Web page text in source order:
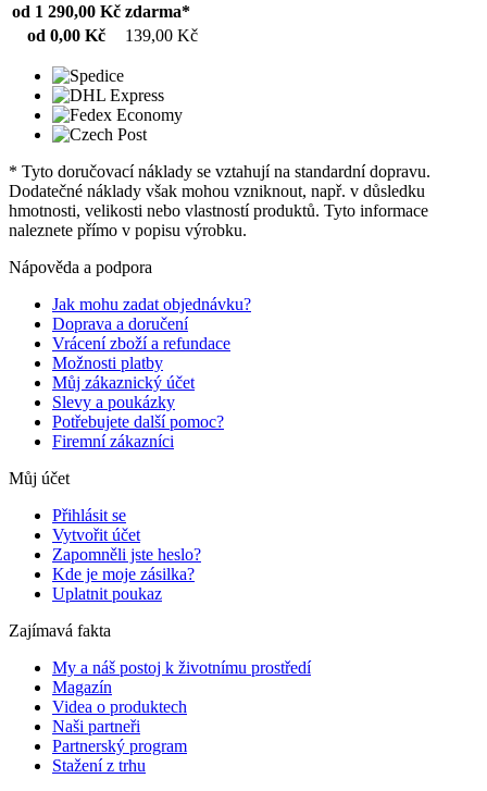
od 1 290,00 Kč zdarma*
od 0,00 Kč
139,00 Kč
* Tyto doručovací náklady se vztahují na standardní dopravu.
Dodatečné náklady však mohou vzniknout, např. v důsledku
hmotnosti, velikosti nebo vlastností produktů. Tyto informace
naleznete přímo v popisu výrobku.
Nápověda a podpora
Jak mohu zadat objednávku?
Doprava a doručení
Vrácení zboží a refundace
Možnosti platby
Můj zákaznický účet
Slevy a poukázky
Potřebujete další pomoc?
Firemní zákazníci
Můj účet
Přihlásit se
Vytvořit účet
Zapomněli jste heslo?
Kde je moje zásilka?
Uplatnit poukaz
Zajímavá fakta
My a náš postoj k životnímu prostředí
Magazín
Videa o produktech
Naši partneři
Partnerský program
Stažení z trhu